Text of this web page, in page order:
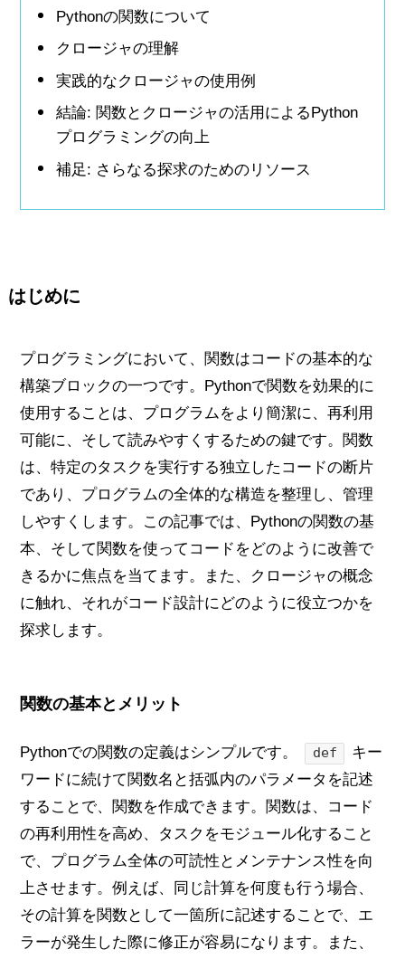
Pythonの関数について
クロージャの理解
実践的なクロージャの使用例
結論: 関数とクロージャの活用によるPython
プログラミングの向上
補足: さらなる探求のためのリソース
はじめに
プログラミングにおいて、関数はコードの基本的な
構築ブロックの一つです。Pythonで関数を効果的に
使用することは、プログラムをより簡潔に、再利用
可能に、そして読みやすくするための鍵です。関数
は、特定のタスクを実行する独立したコードの断片
であり、プログラムの全体的な構造を整理し、管理
しやすくします。この記事では、Pythonの関数の基
本、そして関数を使ってコードをどのように改善で
きるかに焦点を当てます。また、クロージャの概念
に触れ、それがコード設計にどのように役立つかを
探求します。
関数の基本とメリット
Pythonでの関数の定義はシンプルです。 def
キー
ワードに続けて関数名と括弧内のパラメータを記述
することで、関数を作成できます。関数は、コード
の再利用性を高め、タスクをモジュール化すること
で、プログラム全体の可読性とメンテナンス性を向
上させます。例えば、同じ計算を何度も行う場合、
その計算を関数として一箇所に記述することで、エ
ラーが発生した際に修正が容易になります。また、